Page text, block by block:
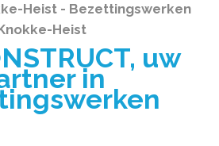
Heist - Bezettingswerken
Heist
uw
in